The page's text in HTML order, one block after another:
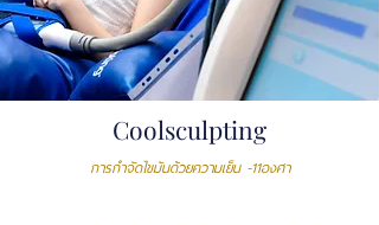
Coolsculpting
การกำจัดไขมันด้วยความเย็น -11องศา